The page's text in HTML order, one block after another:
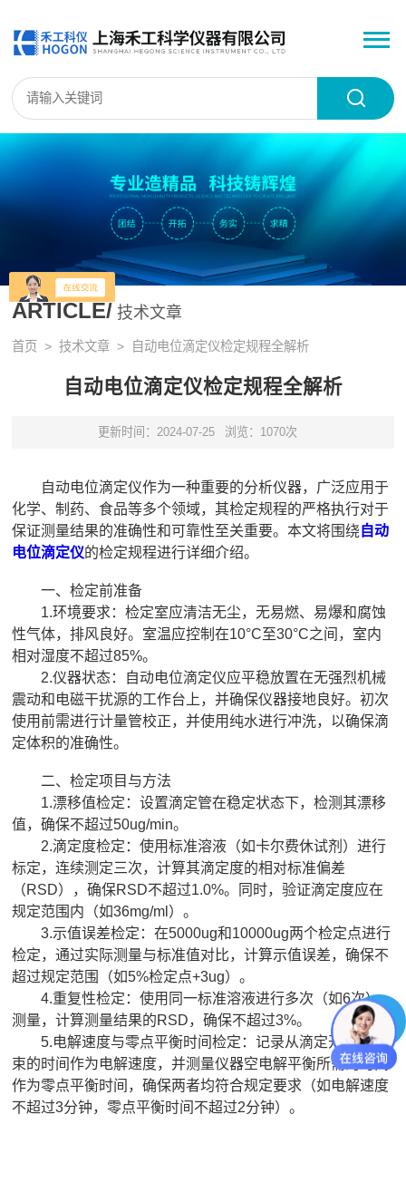
ARTICLE/ 技术文章
首页 >技术文章 > 自动电位滴定仪检定规程全解析
自动电位滴定仪检定规程全解析
更新时间：2024-07-25 浏览：1070次
自动电位滴定仪作为一种重要的分析仪器，广泛应用于
化学、制药、食品等多个领域，其检定规程的严格执行对于
保证测量结果的准确性和可靠性至关重要。本文将围绕 自动
电位滴定仪的检定规程进行详细介绍。
一、检定前准备
1.环境要求：检定室应清洁无尘，无易燃、易爆和腐蚀
性气体，排风良好。室温应控制在10°C至30°C之间，室内
相对湿度不超过85%。
2.仪器状态：自动电位滴定仪应平稳放置在无强烈机械
震动和电磁干扰源的工作台上，并确保仪器接地良好。初次
使用前需进行计量管校正，并使用纯水进行冲洗，以确保滴
定体积的准确性。
二、检定项目与方法
1.漂移值检定：设置滴定管在稳定状态下，检测其漂移
值，确保不超过50ug/min。
2.滴定度检定：使用标准溶液（如卡尔费休试剂）进行
标定，连续测定三次，计算其滴定度的相对标准偏差
（RSD），确保RSD不超过1.0%。同时，验证滴定度应在
规定范围内（如36mg/ml）。
3.示值误差检定：在5000ug和10000ug两个检定点进行
检定，通过实际测量与标准值对比，计算示值误差，确保不
超过规定范围（如5%检定点+3ug）。
4.重复性检定：使用同一标准溶液进行多次（如6次）
测量，计算测量结果的RSD，确保不超过3%。
5.电解速度与零点平衡时间检定：记录从滴定开始到结
束的时间作为电解速度，并测量仪器空电解平衡所需的时间
作为零点平衡时间，确保两者均符合规定要求（如电解速度
不超过3分钟，零点平衡时间不超过2分钟）。